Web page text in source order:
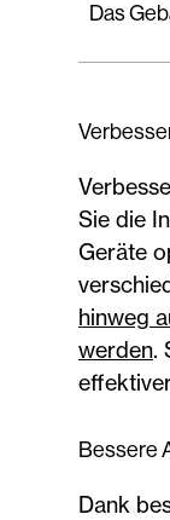
Das
Sie die
Geräte
hinweg
werden.
Bessere
Dank